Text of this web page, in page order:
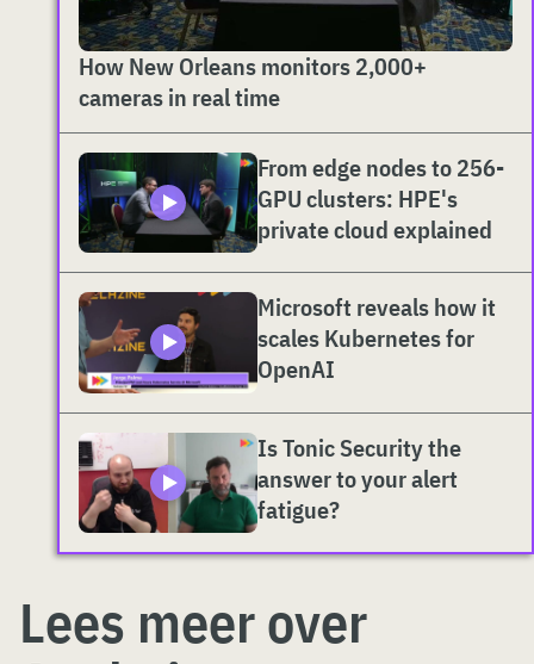
How New Orleans monitors 2,000+
cameras in real time
From edge nodes to 256-
GPU clusters: HPE's
private cloud explained
Microsoft reveals how it
scales Kubernetes for
OpenAI
Is Tonic Security the
answer to your alert
fatigue?
Lees meer over